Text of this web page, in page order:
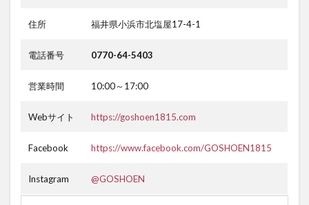
住所 福井県小浜市北塩屋17-4-1
電話番号 0770-64-5403
営業時間 10:00～17:00
Webサイト https://goshoen1815.com
Facebook https://www.facebook.com/GOSHOEN1815
Instagram @GOSHOEN